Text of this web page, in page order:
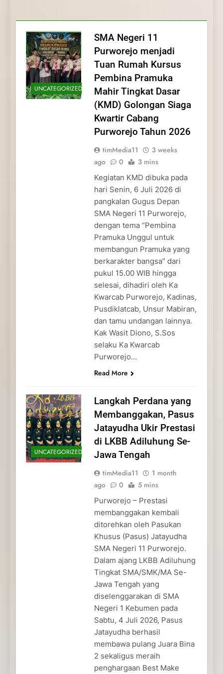
dan Pengabdian Generasi
Pramuka
Pramuka
Kepedulian
UNCATEGORIZED
SMA Negeri 11
Purworejo menjadi
Tuan Rumah Kursus
Pembina Pramuka
Mahir Tingkat Dasar
(KMD) Golongan Siaga
Kwartir Cabang
Purworejo Tahun 2026
timMedia11
3 weeks
ago
0 3 mins
Kegiatan KMD dibuka pada
hari Senin, 6 Juli 2026 di
pangkalan Gugus Depan
SMA Negeri 11 Purworejo,
dengan tema “Pembina
Pramuka Unggul untuk
membangun Pramuka yang
berkarakter bangsa” dari
pukul 15.00 WIB hingga
selesai, dihadiri oleh Ka
Kwarcab Purworejo, Kadinas,
Pusdiklatcab, Unsur Mabiran,
dan tamu undangan lainnya.
Kak Wasit Diono, S.Sos
selaku Ka Kwarcab
Purworejo…
Read More
UNCATEGORIZED
Langkah Perdana yang
Membanggakan, Pasus
Jatayudha Ukir Prestasi
di LKBB Adiluhung Se-
Jawa Tengah
timMedia11
1 month
ago
0 5 mins
Purworejo – Prestasi
membanggakan kembali
ditorehkan oleh Pasukan
Khusus (Pasus) Jatayudha
SMA Negeri 11 Purworejo.
Dalam ajang LKBB Adiluhung
Tingkat SMA/SMK/MA Se-
Jawa Tengah yang
diselenggarakan di SMA
Negeri 1 Kebumen pada
Sabtu, 4 Juli 2026, Pasus
Jatayudha berhasil
membawa pulang Juara Bina
2 sekaligus meraih
penghargaan Best Make